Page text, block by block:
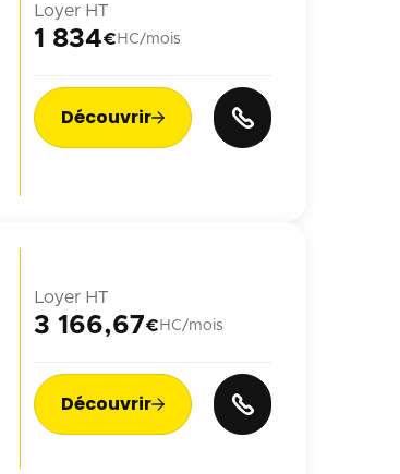
Loyer HT
1 834€ HC/mois
Découvrir 
Loyer HT
3 166,67€ HC/mois
Découvrir 